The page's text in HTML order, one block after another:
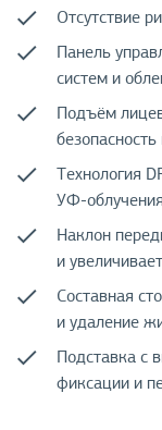
Отсутствие
Панель
систем и
Подъём
Технология
УФ-
Наклон
и
Составная
и удаление
Подставка с
фиксации и